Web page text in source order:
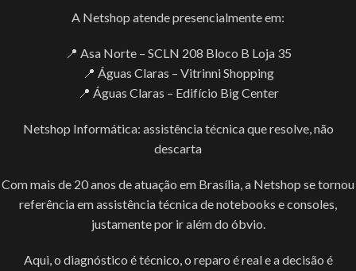
A Netshop atende presencialmente em:
📍 Asa Norte – SCLN 208 Bloco B Loja 35
📍 Águas Claras – Vitrinni Shopping
📍 Águas Claras – Edifício Big Center
Netshop Informática: assistência técnica que resolve, não
descarta
Com mais de 20 anos de atuação em Brasília, a Netshop se tornou
referência em assistência técnica de notebooks e consoles,
justamente por ir além do óbvio.
Aqui, o diagnóstico é técnico, o reparo é real e a decisão é